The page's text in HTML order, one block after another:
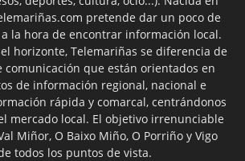
pretende dar un poco de
la hora de encontrar información local.
horizonte, Telemariñas se diferencia de
comunicación que están orientados en
de información regional, nacional e
rápida y comarcal, centrándonos
mercado local. El objetivo irrenunciable
Miñor, O Baixo Miño, O Porriño y Vigo
todos los puntos de vista.